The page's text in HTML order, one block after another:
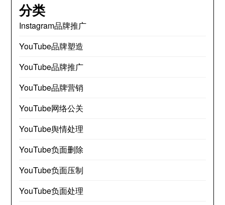
分类
Instagram品牌推广
YouTube品牌塑造
YouTube品牌推广
YouTube品牌营销
YouTube网络公关
YouTube舆情处理
YouTube负面删除
YouTube负面压制
YouTube负面处理